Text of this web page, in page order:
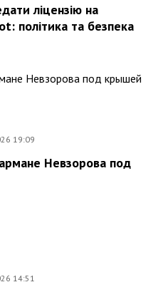
ліцензію на
політика та безпека
19:09
Невзорова под
14:51